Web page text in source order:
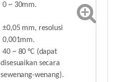
0 ~ 30mm.
±0,05 mm, resolusi
0,001mm.
40 ~ 80 °C (dapat
disesuaikan secara
sewenang-wenang).